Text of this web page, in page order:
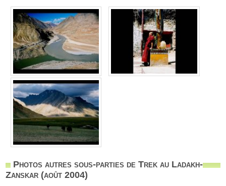
Photos autres sous-parties de Trek au Ladakh-
Zanskar (août 2004)